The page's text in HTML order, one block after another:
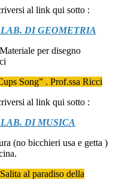
al link qui sotto :
DI GEOMETRIA
per disegno
Song” . Prof.ssa Ricci
al link qui sotto :
DI MUSICA
(no bicchieri usa e getta )
al paradiso della